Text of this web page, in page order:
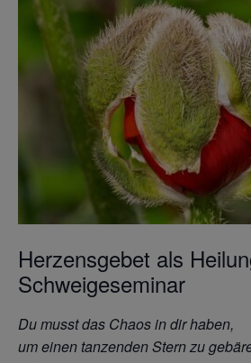
Herzensgebet als
Schweigeseminar
Du musst das Chaos in dir haben,
um einen tanzenden Stern zu